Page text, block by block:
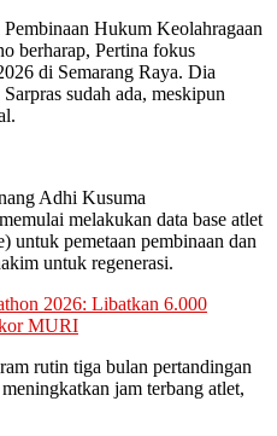
Hukum Keolahragaan
berharap, Pertina fokus
di Semarang Raya. Dia
sudah ada, meskipun
Adhi Kusuma
melakukan data base atlet
untuk pemetaan pembinaan dan
untuk regenerasi.
2026: Libatkan 6.000
MURI
rutin tiga bulan pertandingan
jam terbang atlet,